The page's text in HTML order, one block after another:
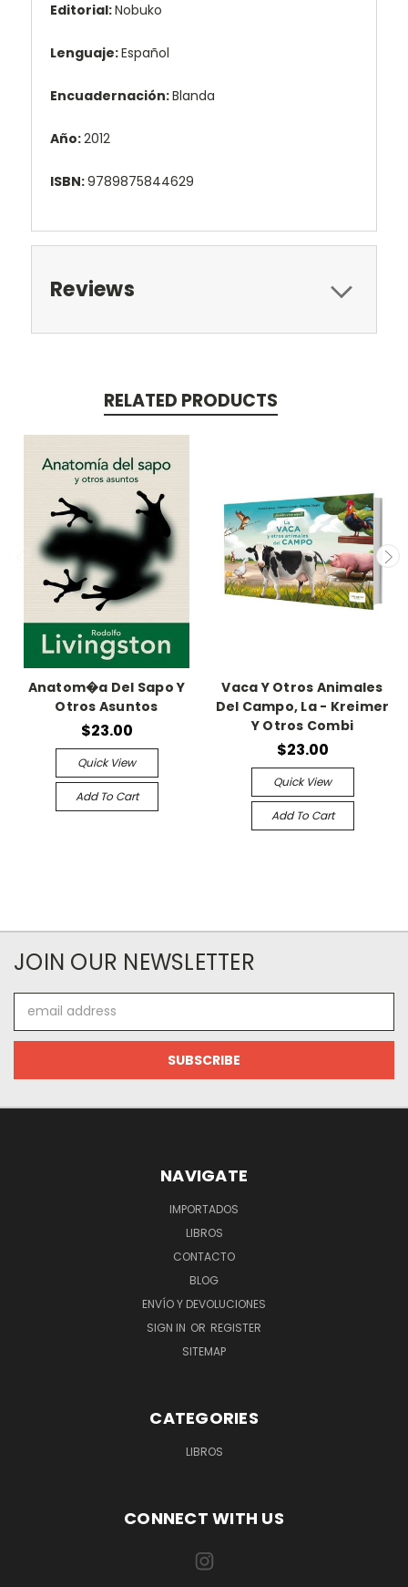
Editorial:Nobuko
Lenguaje:Español
Encuadernación:Blanda
Año:2012
ISBN:9789875844629
Reviews
RELATED PRODUCTS
Anatom�a Del Sapo Y
Otros Asuntos
$23.00
Quick View
Add To Cart
Vaca Y Otros Animales
Del Campo, La - Kreimer
Y Otros Combi
$23.00
Quick View
Add To Cart
JOIN OUR NEWSLETTER
Address
NAVIGATE
IMPORTADOS
LIBROS
CONTACTO
BLOG
ENVÍO Y DEVOLUCIONES
SIGN IN OR REGISTER
SITEMAP
CATEGORIES
LIBROS
CONNECT WITH US